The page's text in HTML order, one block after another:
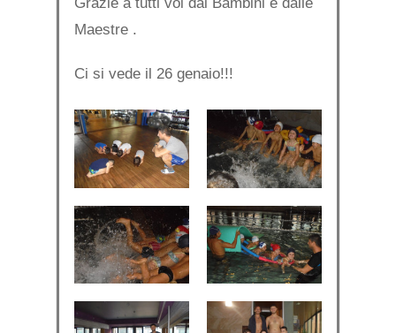
Maestre .
Ci si vede il 26 genaio!!!